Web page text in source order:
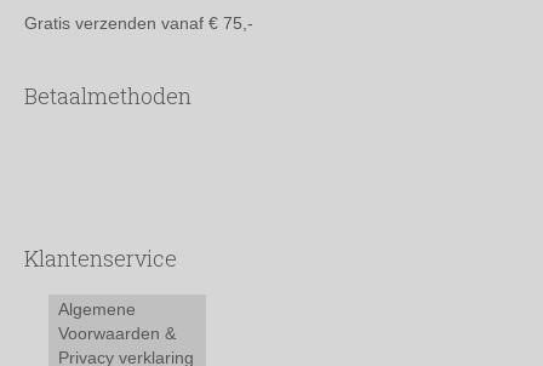
Gratis verzenden vanaf € 75,-
Betaalmethoden
Klantenservice
Algemene
Voorwaarden &
Privacy verklaring